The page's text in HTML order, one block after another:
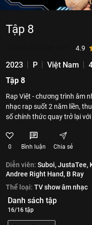
Tập 8
4.9
2023 P Việt Nam
Tập 8
Rap Việt - chương trình âm
nhạc rap suốt 2 năm liền,
số chính thức quay trở lại với
0 Bình luận Chia sẻ
Diễn viên: Suboi,JustaTee,
Andree Right Hand, B Ray
Thể loại: TV show âm nhạc
Danh sách tập
16/16 tập